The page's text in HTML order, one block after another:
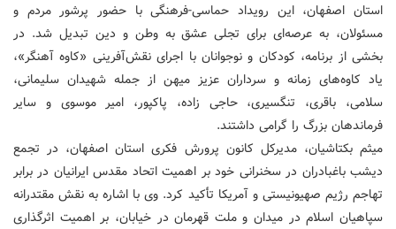
استان اصفهان، این رویداد حماسی-فرهنگی با حضور پرشور مردم و
مسئولان، به عرصه‌ای برای تجلی عشق به وطن و دین تبدیل شد. در
بخشی از برنامه، کودکان و نوجوانان با اجرای نقش‌آفرینی «کاوه آهنگر»،
یاد کاوه‌های زمانه و سرداران عزیز میهن از جمله شهیدان سلیمانی،
سلامی، باقری، تنگسیری، حاجی زاده، پاکپور، امیر موسوی و سایر
فرماندهان بزرگ را گرامی داشتند.
میثم بکتاشیان، مدیرکل کانون پرورش فکری استان اصفهان، در تجمع
دیشب باغبادران در سخنرانی خود بر اهمیت اتحاد مقدس ایرانیان در برابر
تهاجم رژیم صهیونیستی و آمریکا تأکید کرد. وی با اشاره به نقش مقتدرانه
سپاهیان اسلام در میدان و ملت قهرمان در خیابان، بر اهمیت اثرگذاری